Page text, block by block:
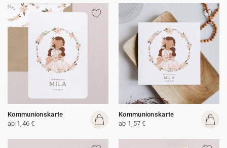
Kommunionskarte
ab 1,46 €
Kommunionskarte
ab 1,57 €